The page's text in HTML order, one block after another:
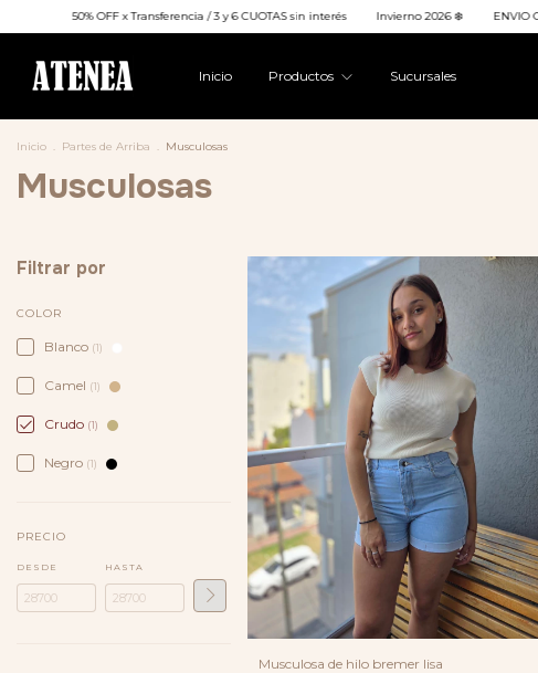
50% OFF x Transferencia / 3 y 6 CUOTAS sin interés Invierno 2026 ❄️ ENVIO
Inicio Productos Sucursales
Inicio . Partes de Arriba . Musculosas
Musculosas
Filtrar por
COLOR
Blanco (1)
Camel (1)
Crudo (1)
Negro (1)
PRECIO
DESDE HASTA
Musculosa de hilo bremer lisa